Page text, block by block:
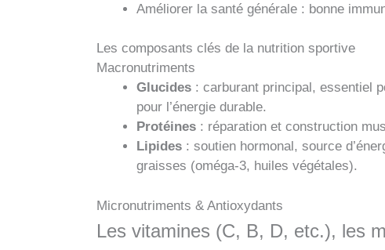
Améliorer la santé générale : bonne
Les composants clés de la nutrition sportive
Macronutriments
Glucides : carburant principal, essentiel
pour l’énergie durable.
Protéines : réparation et construction
Lipides : soutien hormonal, source
graisses (oméga-3, huiles végétales).
Micronutriments & Antioxydants
Les vitamines (C, B, D, etc.), les